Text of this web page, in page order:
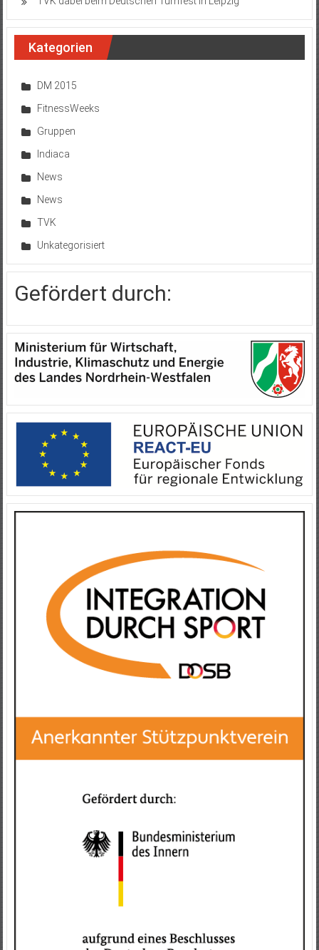
Kategorien
DM 2015
FitnessWeeks
Gruppen
Indiaca
News
News
TVK
Unkategorisiert
Gefördert durch: